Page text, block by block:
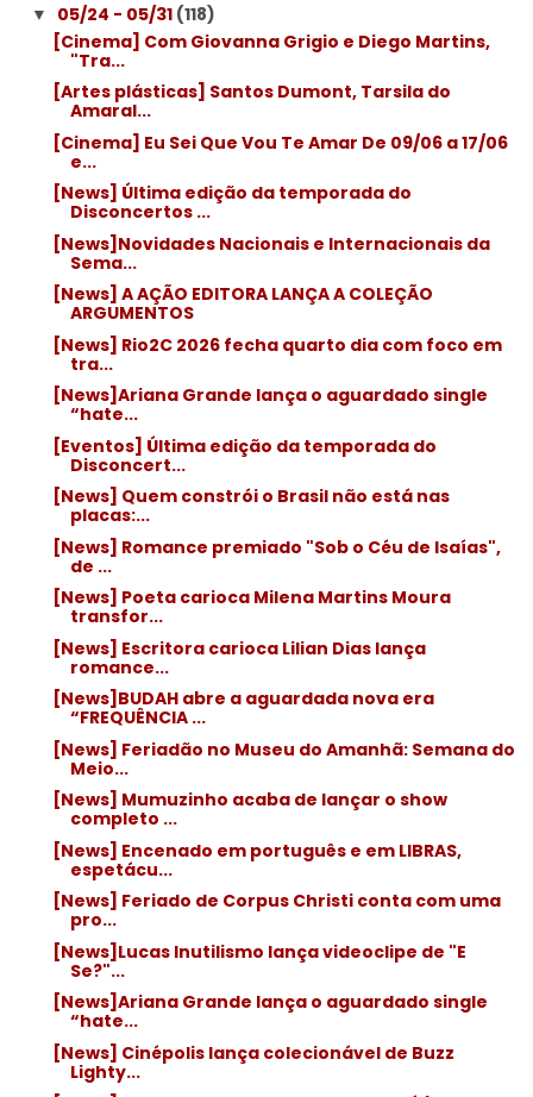
▼ 05/24 - 05/31 (118)
[Cinema] Com Giovanna Grigio e Diego Martins,
"Tra...
[Artes plásticas] Santos Dumont, Tarsila do
Amaral...
[Cinema] Eu Sei Que Vou Te Amar De 09/06 a 17/06
e...
[News] Última edição da temporada do
Disconcertos ...
[News]Novidades Nacionais e Internacionais da
Sema...
[News] A AÇÃO EDITORA LANÇA A COLEÇÃO
ARGUMENTOS
[News] Rio2C 2026 fecha quarto dia com foco em
tra...
[News]Ariana Grande lança o aguardado single
“hate...
[Eventos] Última edição da temporada do
Disconcert...
[News] Quem constrói o Brasil não está nas
placas:...
[News] Romance premiado "Sob o Céu de Isaías",
de ...
[News] Poeta carioca Milena Martins Moura
transfor...
[News] Escritora carioca Lilian Dias lança
romance...
[News]BUDAH abre a aguardada nova era
“FREQUÊNCIA ...
[News] Feriadão no Museu do Amanhã: Semana do
Meio...
[News] Mumuzinho acaba de lançar o show
completo ...
[News] Encenado em português e em LIBRAS,
espetácu...
[News] Feriado de Corpus Christi conta com uma
pro...
[News]Lucas Inutilismo lança videoclipe de "E
Se?"...
[News]Ariana Grande lança o aguardado single
“hate...
[News] Cinépolis lança colecionável de Buzz
Lighty...